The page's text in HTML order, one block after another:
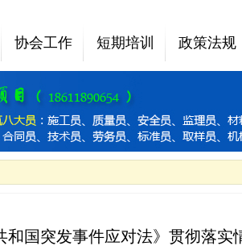
协会工作 短期培训 政策法规
和国突发事件应对法》贯彻落实